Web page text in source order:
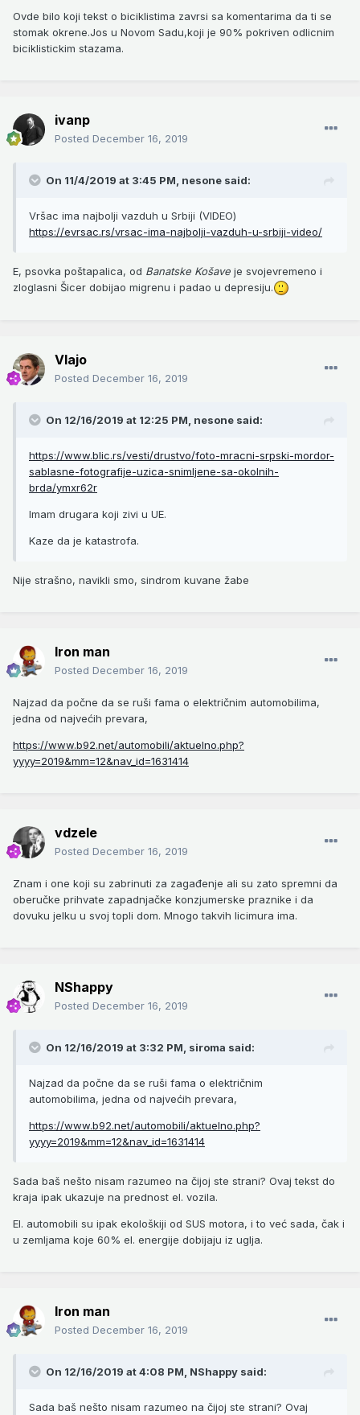
Ovde bilo koji tekst o biciklistima zavrsi sa komentarima da ti se
stomak okrene.Jos u Novom Sadu,koji je 90% pokriven odlicnim
biciklistickim stazama.
ivanp
Posted December 16, 2019
On 11/4/2019 at 3:45 PM, nesone said:
Vršac ima najbolji vazduh u Srbiji (VIDEO)
https://evrsac.rs/vrsac-ima-najbolji-vazduh-u-srbiji-video/
E, psovka poštapalica, od Banatske Košave je svojevremeno i
zloglasni Šicer dobijao migrenu i padao u depresiju.
Vlajo
Posted December 16, 2019
On 12/16/2019 at 12:25 PM, nesone said:
https://www.blic.rs/vesti/drustvo/foto-mracni-srpski-mordor-
sablasne-fotografije-uzica-snimljene-sa-okolnih-
brda/ymxr62r
Imam drugara koji zivi u UE.
Kaze da je katastrofa.
Nije strašno, navikli smo, sindrom kuvane žabe
Iron man
Posted December 16, 2019
Najzad da počne da se ruši fama o električnim automobilima,
jedna od najvećih prevara,
https://www.b92.net/automobili/aktuelno.php?
yyyy=2019&mm=12&nav_id=1631414
vdzele
Posted December 16, 2019
Znam i one koji su zabrinuti za zagađenje ali su zato spremni da
oberučke prihvate zapadnjačke konzjumerske praznike i da
dovuku jelku u svoj topli dom. Mnogo takvih licimura ima.
NShappy
Posted December 16, 2019
On 12/16/2019 at 3:32 PM, siroma said:
Najzad da počne da se ruši fama o električnim
automobilima, jedna od najvećih prevara,
https://www.b92.net/automobili/aktuelno.php?
yyyy=2019&mm=12&nav_id=1631414
Sada baš nešto nisam razumeo na čijoj ste strani? Ovaj tekst do
kraja ipak ukazuje na prednost el. vozila.
El. automobili su ipak ekološkiji od SUS motora, i to već sada, čak i
u zemljama koje 60% el. energije dobijaju iz uglja.
Iron man
Posted December 16, 2019
On 12/16/2019 at 4:08 PM, NShappy said:
Sada baš nešto nisam razumeo na čijoj ste strani? Ovaj